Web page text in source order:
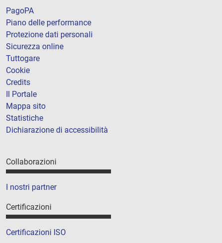
PagoPA
Piano delle performance
Protezione dati personali
Sicurezza online
Tuttogare
Cookie
Credits
Il Portale
Mappa sito
Statistiche
Dichiarazione di accessibilità
Collaborazioni
I nostri partner
Certificazioni
Certificazioni ISO